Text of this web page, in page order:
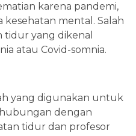
karena pandemi,
mental. Salah
tidur yang dikenal
atau Covid-somnia.
yang digunakan untuk
dengan
tidur dan profesor